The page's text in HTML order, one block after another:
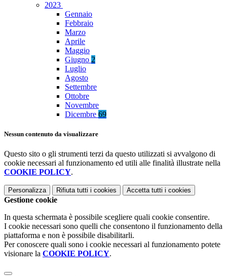
2023
Gennaio
Febbraio
Marzo
Aprile
Maggio
Giugno 2
Luglio
Agosto
Settembre
Ottobre
Novembre
Dicembre 69
Nessun contenuto da visualizzare
Questo sito o gli strumenti terzi da questo utilizzati si avvalgono di
cookie necessari al funzionamento ed utili alle finalità illustrate nella
COOKIE POLICY.
Personalizza Rifiuta tutti i cookies Accetta tutti i cookies
Gestione cookie
In questa schermata è possibile scegliere quali cookie consentire.
I cookie necessari sono quelli che consentono il funzionamento della
piattaforma e non è possibile disabilitarli.
Per conoscere quali sono i cookie necessari al funzionamento potete
visionare la COOKIE POLICY.